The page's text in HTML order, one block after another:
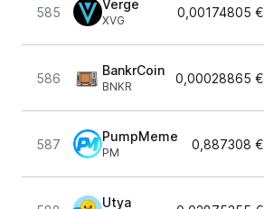
585
Verge
XVG
0,00174805 €
586
BankrCoin
BNKR
0,00028865 €
587
PumpMeme
PM
0,887308 €
Utya